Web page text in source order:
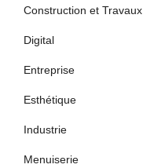
Construction et Travaux
Digital
Entreprise
Esthétique
Industrie
Menuiserie